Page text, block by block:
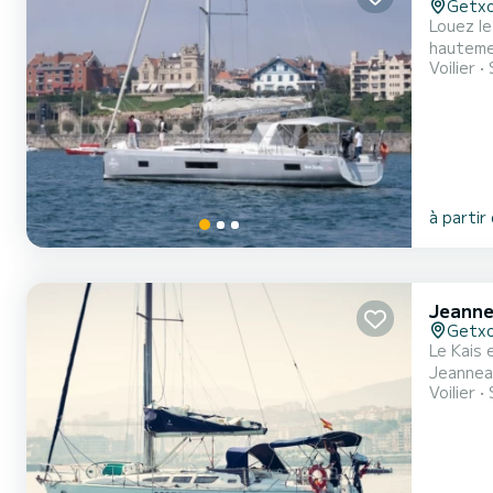
Louez
Voilier
à partir
Le
est en teck de Birmanie. Le bateau a
Voilier